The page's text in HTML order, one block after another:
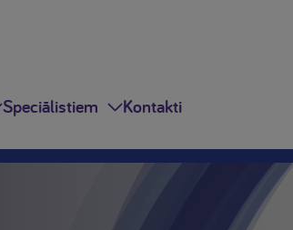
Speciālistiem Kontakti